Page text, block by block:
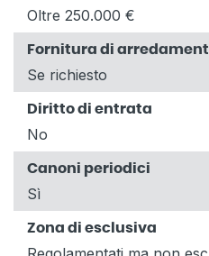
Oltre 250.000 €
Fornitura di
Se richiesto
Diritto di entrata
No
Canoni periodici
Sì
Zona di esclusiva